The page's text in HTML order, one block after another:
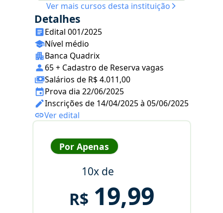
Ver mais cursos desta instituição
Detalhes
Edital 001/2025
Nível médio
Banca Quadrix
65 + Cadastro de Reserva vagas
Salários de R$ 4.011,00
Prova dia 22/06/2025
Inscrições de 14/04/2025 à 05/06/2025
Ver edital
Por Apenas
10x de
R$ 19,99